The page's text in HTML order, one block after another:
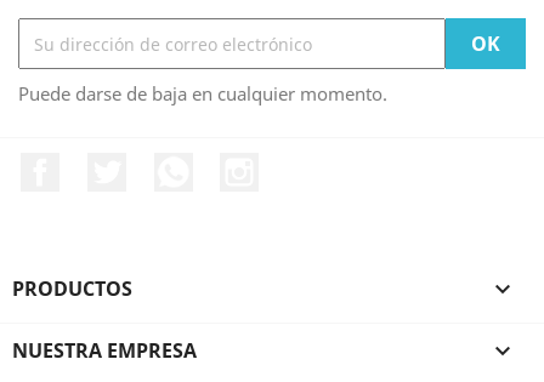
Puede darse de baja en cualquier momento.
PRODUCTOS 
NUESTRA EMPRESA 